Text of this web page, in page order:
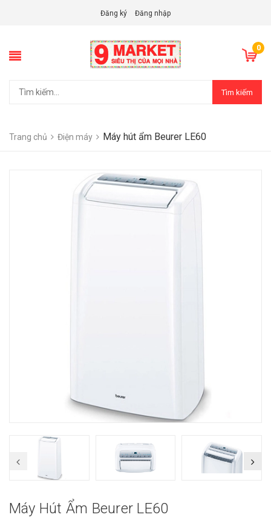
Đăng ký Đăng nhập
0
Tìm kiếm
Trang chủ Điện máy Máy hút ẩm Beurer LE60
Máy Hút Ẩm Beurer LE60